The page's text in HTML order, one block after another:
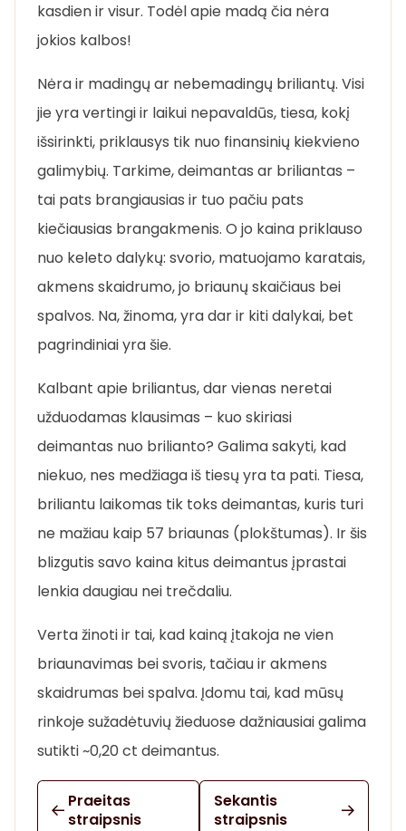
kasdien ir visur. Todėl apie madą čia nėra
jokios kalbos!
Nėra ir madingų ar nebemadingų briliantų. Visi
jie yra vertingi ir laikui nepavaldūs, tiesa, kokį
išsirinkti, priklausys tik nuo finansinių kiekvieno
galimybių. Tarkime, deimantas ar briliantas –
tai pats brangiausias ir tuo pačiu pats
kiečiausias brangakmenis. O jo kaina priklauso
nuo keleto dalykų: svorio, matuojamo karatais,
akmens skaidrumo, jo briaunų skaičiaus bei
spalvos. Na, žinoma, yra dar ir kiti dalykai, bet
pagrindiniai yra šie.
Kalbant apie briliantus, dar vienas neretai
užduodamas klausimas – kuo skiriasi
deimantas nuo brilianto? Galima sakyti, kad
niekuo, nes medžiaga iš tiesų yra ta pati. Tiesa,
briliantu laikomas tik toks deimantas, kuris turi
ne mažiau kaip 57 briaunas (plokštumas). Ir šis
blizgutis savo kaina kitus deimantus įprastai
lenkia daugiau nei trečdaliu.
Verta žinoti ir tai, kad kainą įtakoja ne vien
briaunavimas bei svoris, tačiau ir akmens
skaidrumas bei spalva. Įdomu tai, kad mūsų
rinkoje sužadėtuvių žieduose dažniausiai galima
sutikti ~0,20 ct deimantus.
Praeitas
straipsnis
Sekantis
straipsnis